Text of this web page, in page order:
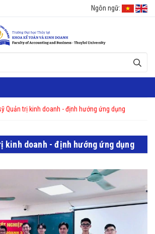
Ngôn ngữ:
Quản trị kinh doanh - định hướng ứng dụng
kinh doanh - định hướng ứng dụng